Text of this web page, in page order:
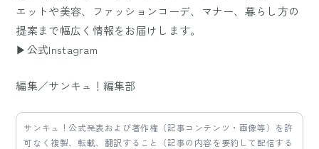
エットや美容、ファッションコーデ、マナー、暮らし方の
提案まで幅広く情報をお届けします。
▶公式Instagram
編集／サンキュ！編集部
サンキュ！公式発表および著作権（記事コンテンツ・画像等）を許
可なく複製、転載、翻訳すること（記事の内容を要約して配信する